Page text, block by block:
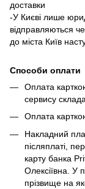
доставки
-У Києві лише
відправляються
до міста Київ
Способи оплати
Оплата
сервису
Оплата
Накладний
післяплаті,
карту банка
Олексіївна. У
прізвище на